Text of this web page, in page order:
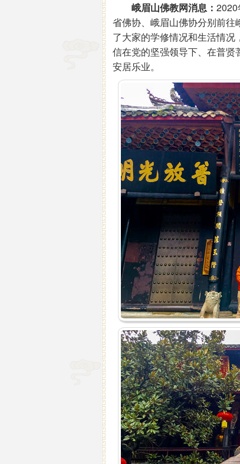
峨眉山佛教网消息：
省佛协、峨眉山佛协分别前
了大家的学修情况和生活情
信在党的坚强领导下、在普
安居乐业。